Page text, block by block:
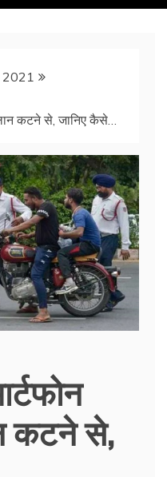
2021
कटने से, जानिए कैसे…
कटने से,